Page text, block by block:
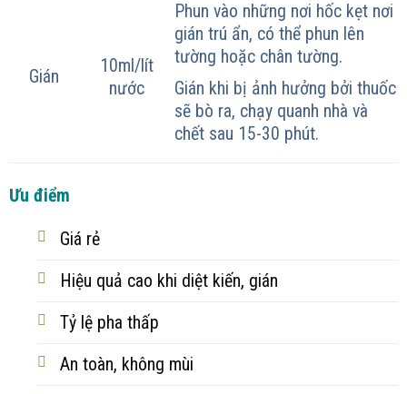
Gián
10ml/lít
nước
Phun vào những nơi hốc kẹt nơi
gián trú ẩn, có thể phun lên
tường hoặc chân tường.
Gián khi bị ảnh hưởng bởi thuốc
sẽ bò ra, chạy quanh nhà và
chết sau 15-30 phút.
Ưu điểm
Giá rẻ
Hiệu quả cao khi diệt kiến, gián
Tỷ lệ pha thấp
An toàn, không mùi